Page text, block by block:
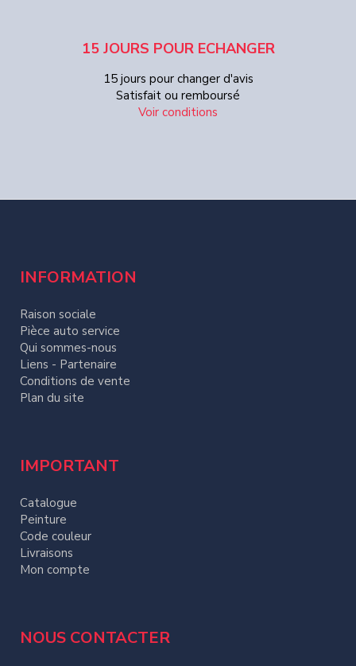
15 JOURS POUR ECHANGER
15 jours pour changer d'avis
Satisfait ou remboursé
Voir conditions
INFORMATION
Raison sociale
Pièce auto service
Qui sommes-nous
Liens - Partenaire
Conditions de vente
Plan du site
IMPORTANT
Catalogue
Peinture
Code couleur
Livraisons
Mon compte
NOUS CONTACTER